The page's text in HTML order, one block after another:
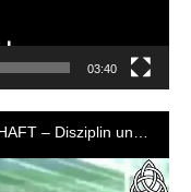
03:40